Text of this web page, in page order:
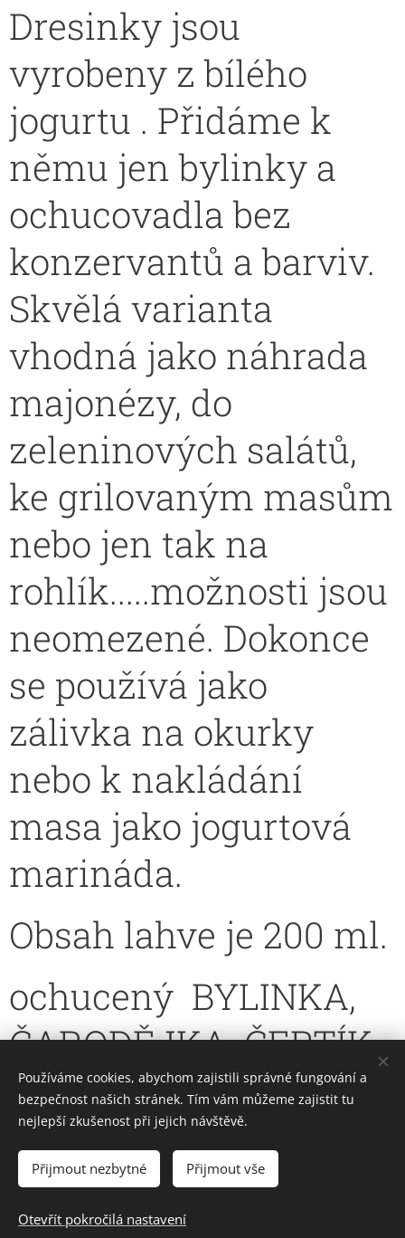
Dresinky jsou
vyrobeny z bílého
jogurtu . Přidáme k
němu jen bylinky a
ochucovadla bez
konzervantů a barviv.
Skvělá varianta
vhodná jako náhrada
majonézy, do
zeleninových salátů,
ke grilovaným masům
nebo jen tak na
rohlík.....možnosti jsou
neomezené. Dokonce
se používá jako
zálivka na okurky
nebo k nakládání
masa jako jogurtová
marináda.
Obsah lahve je 200 ml.
ochucený BYLINKA,
ČARODĚJKA, ČERTÍK
FARMA KEJKLÍČEK
Vytvořeno službou
Používáme cookies, abychom zajistili správné fungování a
bezpečnost našich stránek. Tím vám můžeme zajistit tu
nejlepší zkušenost při jejich návštěvě.
Přijmout nezbytné Přijmout vše
Otevřít pokročilá nastavení